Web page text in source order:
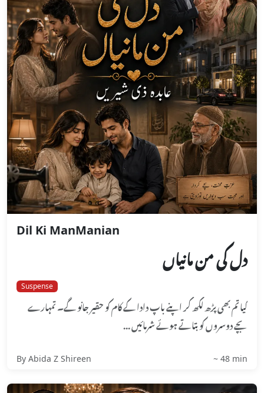
Dil Ki ManManian
دل کی من مانیاں
Suspense
کیا تم بھی پڑھ لکھ کر اپنے باپ دادا کے کام کو حقیر جانو گے۔ تمہارے
بچے دوسروں کو بتاتے ہوئے شرمائیں ...
By Abida Z Shireen ~ 48 min